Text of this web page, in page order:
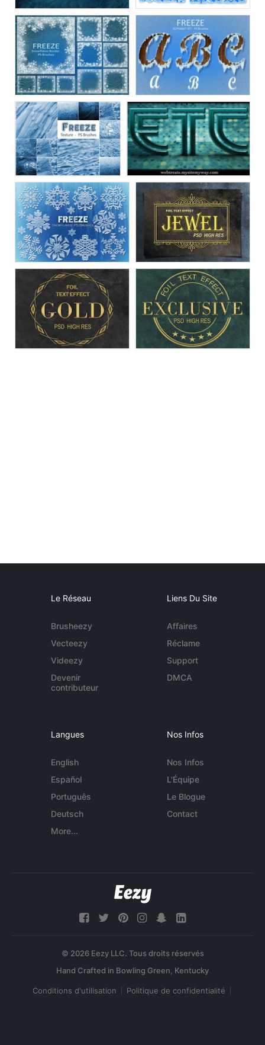
Le Réseau
Brusheezy
Vecteezy
Videezy
Devenir
contributeur
Liens Du Site
Affaires
Réclame
Support
DMCA
Langues
English
Español
Português
Deutsch
More...
Nos Infos
Nos Infos
L'Équipe
Le Blogue
Contact
© 2026 Eezy LLC. Tous droits réservés
Conditions d'utilisation Politique de confidentialité